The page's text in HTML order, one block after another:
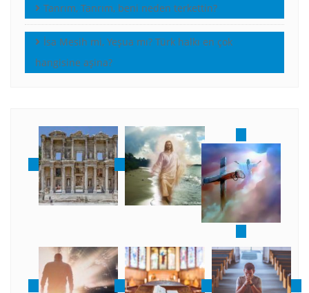
Tanrım, Tanrım, beni neden terkettin?
İsa Mesih mi, Yeşua mı? Türk halkı en çok
hangisine aşina?